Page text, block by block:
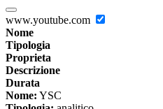
www.youtube.com
Nome
Tipologia
Proprieta
Descrizione
Durata
Nome: YSC